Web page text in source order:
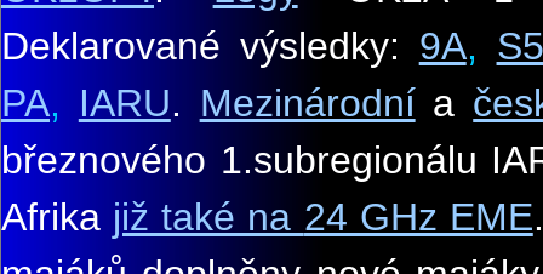
Deklarované výsledky: 9A, S5
PA, IARU. Mezinárodnía
březnového 1.subregionálu
Afrika již také na 24 GHz EME.